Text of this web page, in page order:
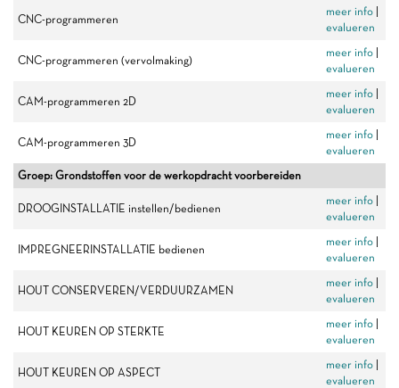
CNC-programmeren
meer info
evalueren
CNC-programmeren (vervolmaking)
meer info
evalueren
CAM-programmeren 2D
meer info
evalueren
CAM-programmeren 3D
meer info
evalueren
Groep: Grondstoffen voor de werkopdracht voorbereiden
DROOGINSTALLATIE instellen/bedienen
meer info
evalueren
IMPREGNEERINSTALLATIE bedienen
meer info
evalueren
HOUT CONSERVEREN/VERDUURZAMEN
meer info
evalueren
HOUT KEUREN OP STERKTE
meer info
evalueren
HOUT KEUREN OP ASPECT
meer info
evalueren